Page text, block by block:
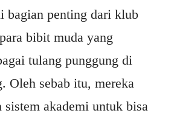
bagian penting dari klub
bibit muda yang
tulang punggung di
Oleh sebab itu, mereka
sistem akademi untuk bisa